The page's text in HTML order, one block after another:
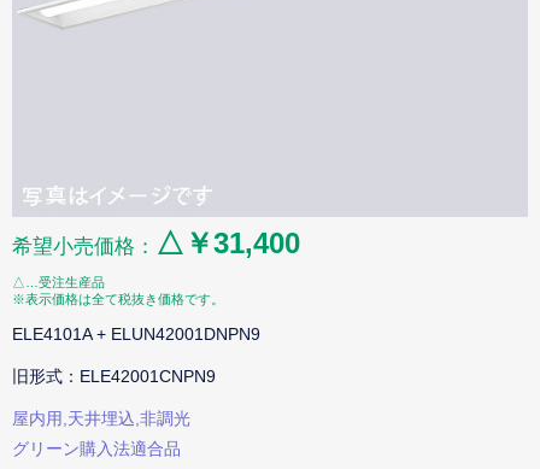
希望小売価格： △￥31,400
△…受注生産品
※表示価格は全て税抜き価格です。
ELE4101A + ELUN42001DNPN9
旧形式：ELE42001CNPN9
屋内用,天井埋込,非調光
グリーン購入法適合品